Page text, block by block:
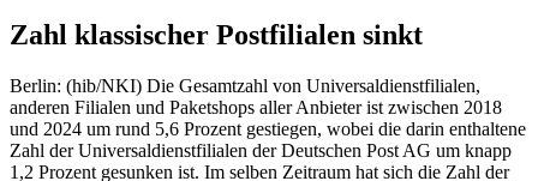
Zahl klassischer Postfilialen sinkt
Berlin: (hib/NKI) Die Gesamtzahl von Universaldienstfilialen,
anderen Filialen und Paketshops aller Anbieter ist zwischen 2018
und 2024 um rund 5,6 Prozent gestiegen, wobei die darin enthaltene
Zahl der Universaldienstfilialen der Deutschen Post AG um knapp
1,2 Prozent gesunken ist. Im selben Zeitraum hat sich die Zahl der